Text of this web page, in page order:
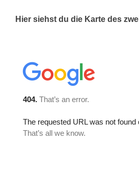
Hier siehst du die Karte des